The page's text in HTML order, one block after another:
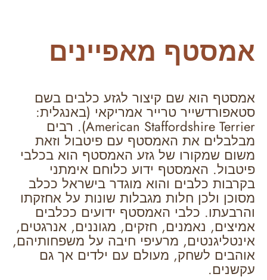
אמסטף מאפיינים
אמסטף הוא שם קיצור לגזע כלבים בשם
סטאפורדשייר טרייר אמריקאי (באנגלית:
American Staffordshire Terrier). רבים
מבלבלים את האמסטף עם פיטבול וזאת
משום שמקורו של גזע האמסטף הוא בכלבי
פיטבול. האמסטף ידוע כלוחם אימתני
בקרבות כלבים והוא מוגדר בישראל ככלב
מסוכן ולכן חלות מגבלות שונות על אחזקתו
והרבעתו. כלבי האמסטף ידועים ככלבים
אמיצים, נאמנים, חזקים, מגוננים, אנרגטים,
אינטליגנטים, מרעיפי חיבה על משפחותיהם,
אוהבים לשחק, מעולם עם ילדים אך גם
עקשנים.